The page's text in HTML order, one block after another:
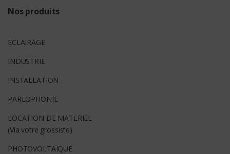
Nos produits
ECLAIRAGE
INDUSTRIE
INSTALLATION
PARLOPHONIE
LOCATION DE MATERIEL
(Via votre grossiste)
PHOTOVOLTAÏQUE